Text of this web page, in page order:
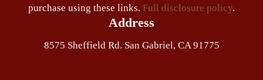
purchase using these links. Full disclosure policy.
Address
8575 Sheffield Rd. San Gabriel, CA 91775